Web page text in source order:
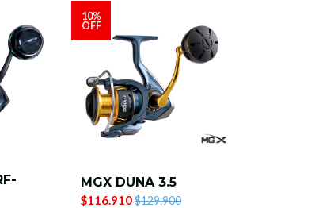
10%
OFF
MGX DUNA 3.5
$116.910$129.900